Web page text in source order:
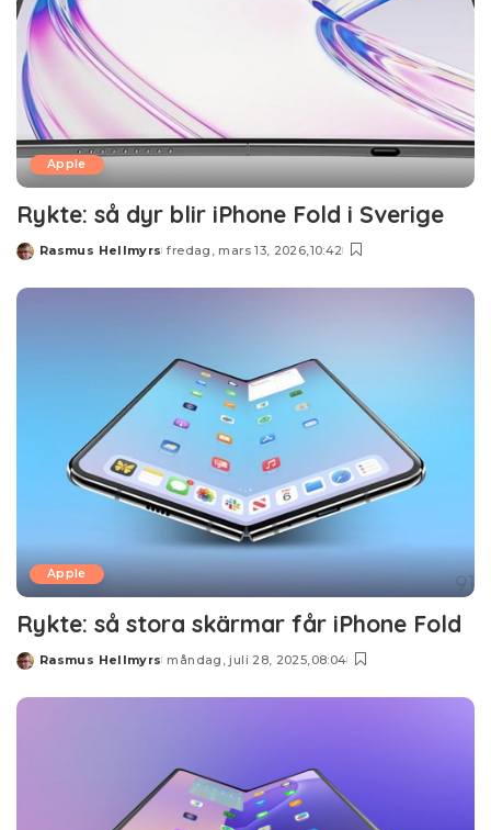
Apple
Rykte: så dyr blir iPhone Fold i Sverige
Posted
Rasmus Hellmyrs fredag, mars 13, 2026,10:42
Apple
Rykte: så stora skärmar får iPhone Fold
Posted
Rasmus Hellmyrs måndag, juli 28, 2025,08:04